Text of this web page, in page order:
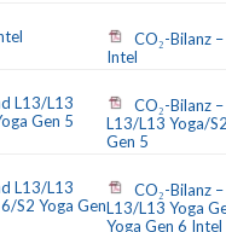
CO₂-Bilanz
Intel
L13/L13
Gen 5
CO₂-Bilanz
L13/L13 Yoga/
Gen 5
L13/L13
S2 Yoga Gen
CO₂-Bilanz
L13/L13 Yoga
Yoga Gen 6 Intel